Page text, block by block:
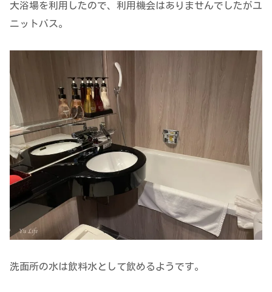
大浴場を利用したので、利用機会はありませんでしたがユ
ニットバス。
洗面所の水は飲料水として飲めるようです。